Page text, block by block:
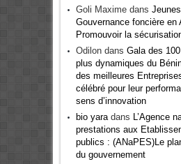
Goli Maximedans
Gouvernance foncière en
Promouvoir la
Odilondans Gala des
plus dynamiques du
des meilleures
célébré pour leur
sens d’innovation
bio yaradans L’Agence
prestations aux
publics : (ANaPES)Le
du gouvernement